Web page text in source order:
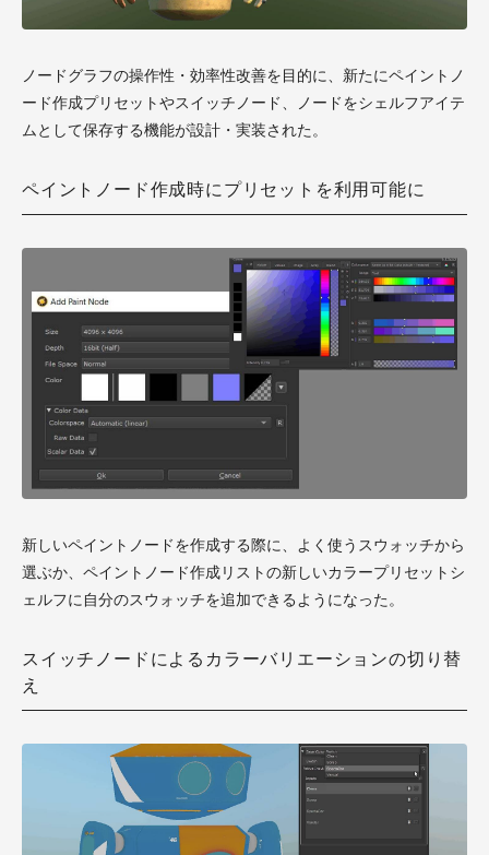
ノードグラフの操作性・効率性改善を目的に、新たにペイントノ
ード作成プリセットやスイッチノード、ノードをシェルフアイテ
ムとして保存する機能が設計・実装された。
ペイントノード作成時にプリセットを利用可能に
新しいペイントノードを作成する際に、よく使うスウォッチから
選ぶか、ペイントノード作成リストの新しいカラープリセットシ
ェルフに自分のスウォッチを追加できるようになった。
スイッチノードによるカラーバリエーションの切り替
え